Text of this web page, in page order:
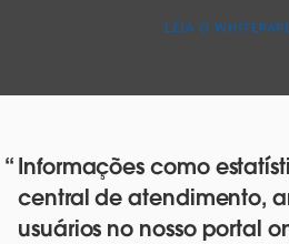
LEIA O
Informações como
central de atendimento,
usuários no nosso portal